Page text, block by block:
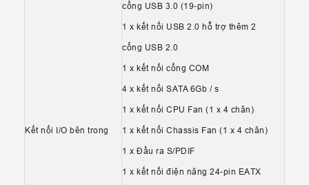
Kết nối I/O bên trong
cổng USB 3.0 (19-pin)
1 x kết nối USB 2.0 hỗ trợ thêm 2
cổng USB 2.0
1 x kết nối cổng COM
4 x kết nối SATA 6Gb / s
1 x kết nối CPU Fan (1 x 4 chân)
1 x kết nối Chassis Fan (1 x 4 chân)
1 x Đầu ra S/PDIF
1 x kết nối điện năng 24-pin EATX